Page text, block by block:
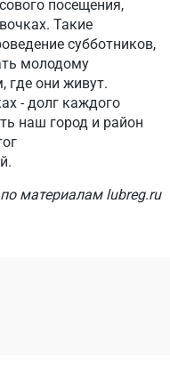
посещения,
Такие
субботников,
молодому
где они живут.
- долг каждого
наш город и район
по материалам lubreg.ru